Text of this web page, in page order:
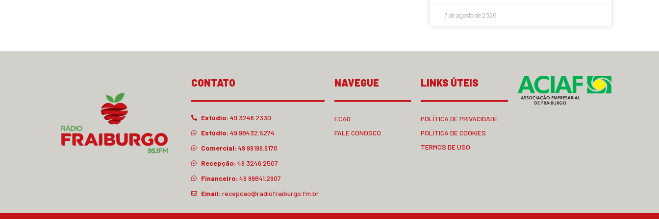
7 de agosto de 2026
CONTATO
Estúdio: 49 3246.2330
Estúdio: 49 98432.5274
Comercial: 49 99199.9170
Recepção: 49 3246.2507
Financeiro: 49 99841.2907
Email: recepcao@radiofraiburgo.fm.br
NAVEGUE
ECAD
FALE CONOSCO
LINKS ÚTEIS
POLÍTICA DE PRIVACIDADE
POLÍTICA DE COOKIES
TERMOS DE USO